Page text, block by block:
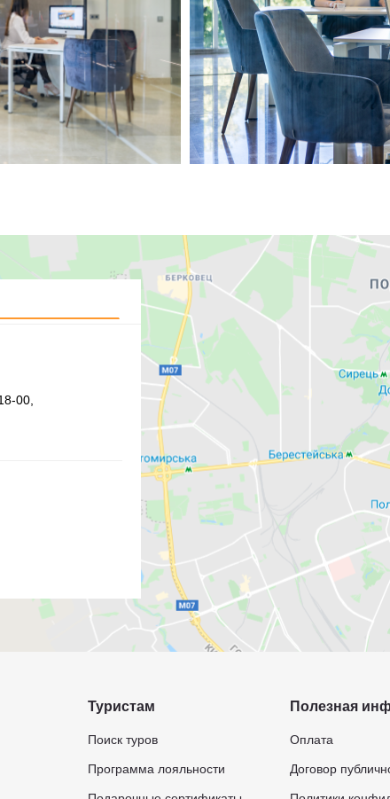
00,
Туристам
Поиск туров
Программа лояльности
Полезная
Оплата
Договор